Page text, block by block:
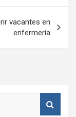
vacantes en
enfermería